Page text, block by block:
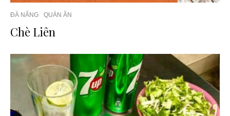
ĐÀ NẴNG QUÁN ĂN
Chè Liên